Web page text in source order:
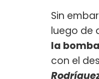
Sin
luego de
la
con el